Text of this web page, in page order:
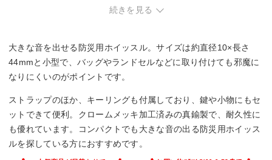
・軽い力で音を出したい方。しっかり吹く力が必要。
続きを見る
大きな音を出せる防災用ホイッスル。サイズは約直径10×長さ
44mmと小型で、バッグやランドセルなどに取り付けても邪魔に
なりにくいのがポイントです。
ストラップのほか、キーリングも付属しており、鍵や小物にもセ
ットできて便利。クロームメッキ加工済みの真鍮製で、耐久性に
も優れています。コンパクトでも大きな音の出る防災用ホイッス
ルを探している方におすすめです。